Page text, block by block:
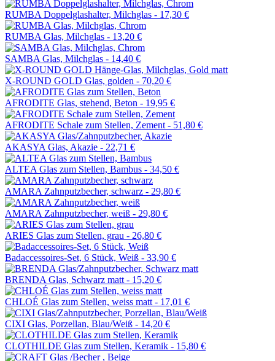
RUMBA Doppelglashalter, Milchglas - 17,30 €
RUMBA Glas, Milchglas - 13,20 €
SAMBA Glas, Milchglas - 14,40 €
X-ROUND GOLD Glas, golden - 70,20 €
AFRODITE Glas, stehend, Beton - 19,95 €
AFRODITE Schale zum Stellen, Zement - 51,80 €
AKASYA Glas, Akazie - 22,71 €
ALTEA Glas zum Stellen, Bambus - 34,50 €
AMARA Zahnputzbecher, schwarz - 29,80 €
AMARA Zahnputzbecher, weiß - 29,80 €
ARIES Glas zum Stellen, grau - 26,80 €
Badaccessoires-Set, 6 Stück, Weiß - 33,90 €
BRENDA Glas, Schwarz matt - 15,20 €
CHLOÉ Glas zum Stellen, weiss matt - 17,01 €
CIXI Glas, Porzellan, Blau/Weiß - 14,20 €
CLOTHILDE Glas zum Stellen, Keramik - 15,80 €